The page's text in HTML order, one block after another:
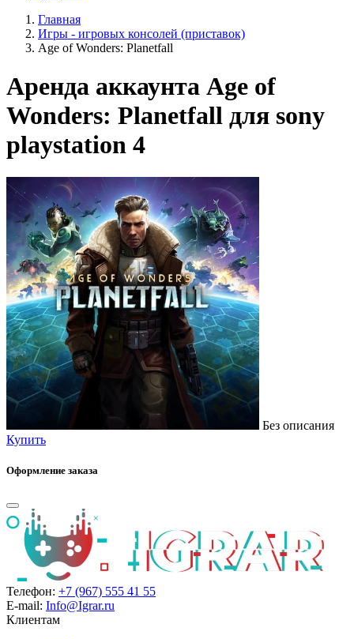
Главная
Игры - игровых консолей (приставок)
Age of Wonders: Planetfall
Аренда аккаунта Age of
Wonders: Planetfall для sony
playstation 4
Без описания
Купить
Оформление заказа
Телефон: +7 (967) 555 41 55
E-mail: Info@Igrar.ru
Клиентам